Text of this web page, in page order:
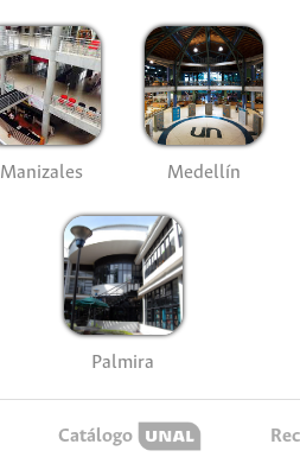
Manizales Medellín
Palmira
Catálogo